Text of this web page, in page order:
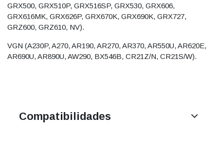
GRX500, GRX510P, GRX516SP, GRX530, GRX606,
GRX616MK, GRX626P, GRX670K, GRX690K, GRX727,
GRZ600, GRZ610, NV).
VGN (A230P, A270, AR190, AR270, AR370, AR550U, AR620E,
AR690U, AR890U, AW290, BX546B, CR21Z/N, CR21S/W).
Compatibilidades